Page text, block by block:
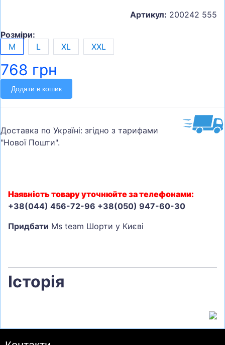
Артикул: 200242 555
Розміри:
M
L XL ХXL
768 грн
Додати в кошик
Доставка по Україні: згідно з тарифами
"Нової Пошти".
Наявність товару уточнюйте за телефонами:
+38(044) 456-72-96 +38(050) 947-60-30
Придбати Ms team Шорти у Києві
Історія